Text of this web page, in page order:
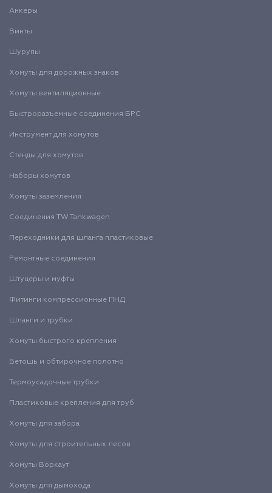
Анкеры
Винты
Шурупы
Хомуты для дорожных знаков
Хомуты вентиляционные
Быстроразъемные соединения БРС
Инструмент для хомутов
Стенды для хомутов
Наборы хомутов
Хомуты заземления
Соединения TW Tankwagen
Переходники для шланга пластиковые
Ремонтные соединения
Штуцеры и муфты
Фитинги компрессионные ПНД
Шланги и трубки
Хомуты быстрого крепления
Ветошь и обтирочное полотно
Термоусадочные трубки
Пластиковые крепления для труб
Хомуты для забора
Хомуты для строительных лесов
Хомуты Воркаут
Хомуты для дымохода